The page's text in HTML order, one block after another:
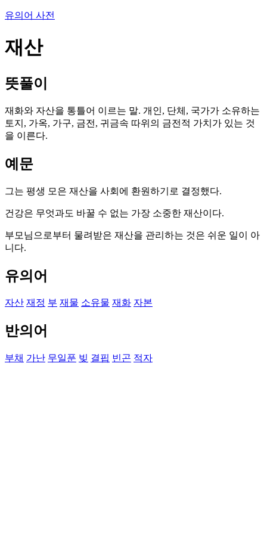
유의어 사전
재산
뜻풀이
재화와 자산을 통틀어 이르는 말. 개인, 단체, 국가가 소유하는
토지, 가옥, 가구, 금전, 귀금속 따위의 금전적 가치가 있는 것
을 이른다.
예문
그는 평생 모은 재산을 사회에 환원하기로 결정했다.
건강은 무엇과도 바꿀 수 없는 가장 소중한 재산이다.
부모님으로부터 물려받은 재산을 관리하는 것은 쉬운 일이 아
니다.
유의어
자산 재정 부 재물 소유물 재화 자본
반의어
부채 가난 무일푼 빚 결핍 빈곤 적자